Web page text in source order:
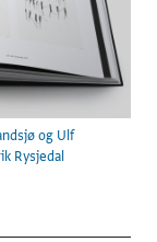
og Ulf
Rysjedal